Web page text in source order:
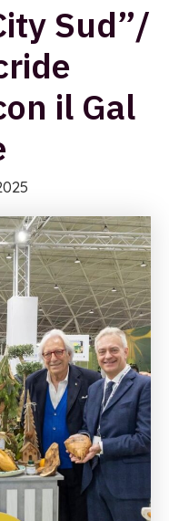
Sud”/
il Gal